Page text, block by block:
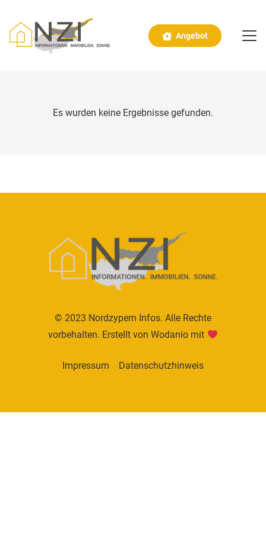
Angebot
Es wurden keine Ergebnisse gefunden.
© 2023 Nordzypern Infos. Alle Rechte
vorbehalten. Erstellt vonWodanio mit
Impressum Datenschutzhinweis